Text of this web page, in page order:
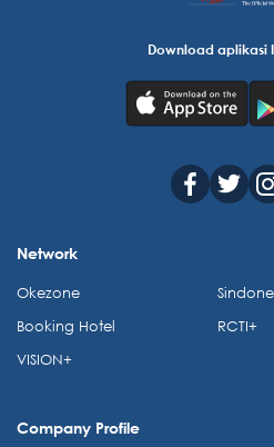
Download aplikasi
Network
Okezone
Booking Hotel
VISION+
RCTI+
Company Profile